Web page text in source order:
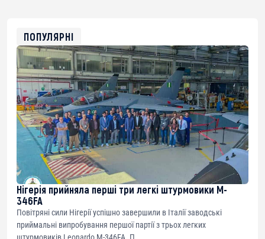
0xfD02863D3289416fcF50975c9DFda13623f97758
ПОПУЛЯРНІ
Нігерія прийняла перші три легкі штурмовики M-
346FA
Повітряні сили Нігерії успішно завершили в Італії заводські
приймальні випробування першої партії з трьох легких
штурмовиків Leonardo M-346FA. П...